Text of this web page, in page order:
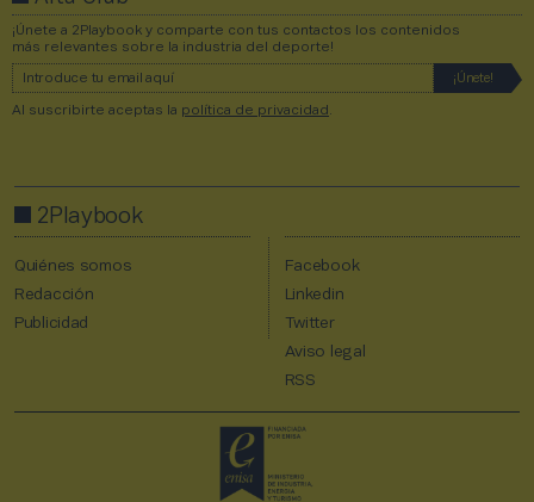
¡Únete a 2Playbook y comparte con tus contactos los contenidos
más relevantes sobre la industria del deporte!
Al suscribirte aceptas la política de privacidad
2Playbook
Quiénes somos
Redacción
Publicidad
Facebook
Linkedin
Twitter
Aviso legal
RSS